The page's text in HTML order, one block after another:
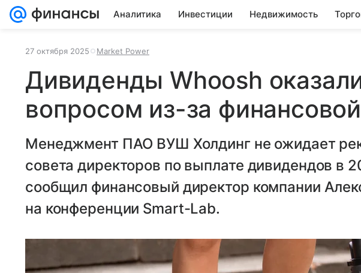
Аналитика Инвестиции Недвижимость
27 октября 2025 Market Power
Дивиденды Whoosh
вопросом из-за
Менеджмент ПАО ВУШ Холдинг не ожидает
совета директоров по выплате дивидендов в
сообщил финансовый директор компании
на конференции Smart-Lab.